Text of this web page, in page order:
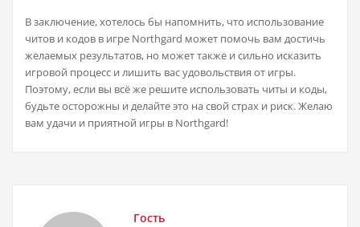
В заключение, хотелось бы напомнить, что использование
читов и кодов в игре Northgard может помочь вам достичь
желаемых результатов, но может также и сильно исказить
игровой процесс и лишить вас удовольствия от игры.
Поэтому, если вы всё же решите использовать читы и коды,
будьте осторожны и делайте это на свой страх и риск. Желаю
вам удачи и приятной игры в Northgard!
Гость